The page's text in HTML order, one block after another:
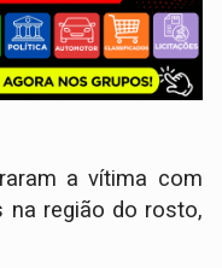
a vítima com
na região do rosto,